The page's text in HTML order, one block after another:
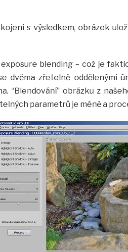
s výsledkem, obrázek
blending – což je
dvěma zřetelně oddělenými
“Blendování” obrázku z
parametrů je méně a